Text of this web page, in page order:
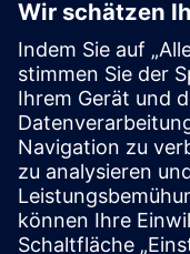
Anfrage
Haben Sie Bedarf an
brauchen ein
virtuell oder in einem
uns Ihre persönlichen
übermittelt haben,
exklusive Schulung.